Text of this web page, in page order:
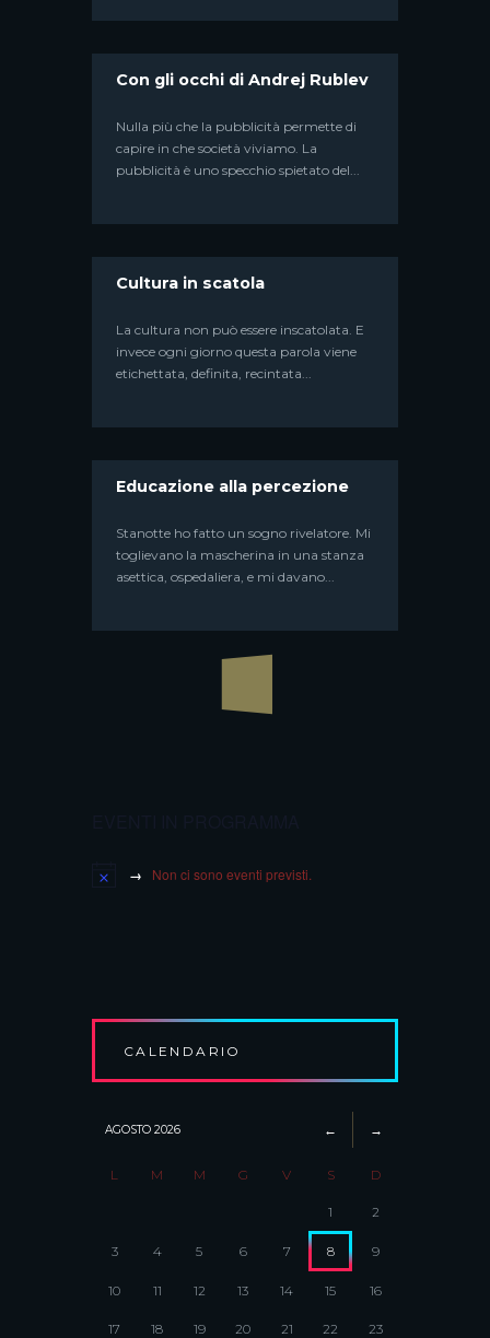
Con gli occhi di Andrej Rublev
Nulla più che la pubblicità permette di
capire in che società viviamo. La
pubblicità è uno specchio spietato del...
Cultura in scatola
La cultura non può essere inscatolata. E
invece ogni giorno questa parola viene
etichettata, definita, recintata...
Educazione alla percezione
Stanotte ho fatto un sogno rivelatore. Mi
toglievano la mascherina in una stanza
asettica, ospedaliera, e mi davano...
memoria delle cose narrate si allaccia a
UNIVERSITA’ DI BOLOGNA
Non ci sono eventi previsti.
CALENDARIO
AGOSTO 2026
L M M G V S D
1 2
3 4 5 6 7 8 9
10 11 12 13 14 15 16
17 18 19 20 21 22 23